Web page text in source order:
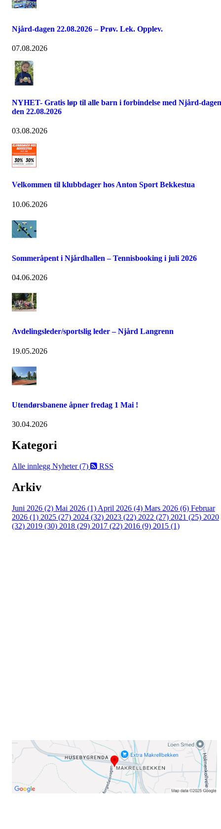
Njård-dagen 22.08.2026 – Prøv. Lek. Opplev.
07.08.2026
NYHET- Gratis løp til alle barn i forbindelse med Njård-dagen
den 22.08.2026
03.08.2026
Velkommen til klubbdager hos Anton Sport Bekkestua
10.06.2026
Sommeråpent i Njårdhallen – Tennisbooking i juli 2026
04.06.2026
Avdelingsleder/sportslig leder – Njård Langrenn
19.05.2026
Utendørsbanene åpner fredag 1 Mai !
30.04.2026
Kategori
Alle innlegg Nyheter (7) RSS
Arkiv
Juni 2026 (2) Mai 2026 (1) April 2026 (4) Mars 2026 (6) Februar
2026 (1) 2025 (27) 2024 (32) 2023 (22) 2022 (27) 2021 (25) 2020
(32) 2019 (30) 2018 (29) 2017 (22) 2016 (9) 2015 (1)